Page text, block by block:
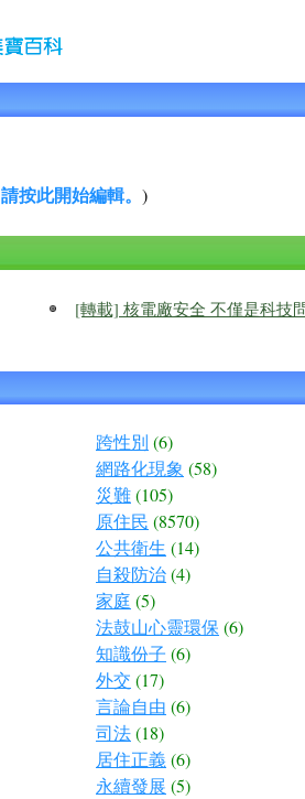
請按此開始編輯。 )
[轉載] 核電廠安全 不僅是科技
跨性別 (6)
網路化現象 (58)
災難(105)
原住民 (8570)
公共衛生 (14)
自殺防治(4)
家庭 (5)
法鼓山心靈環保(6)
知識份子 (6)
外交 (17)
言論自由 (6)
司法(18)
居住正義(6)
永續發展 (5)